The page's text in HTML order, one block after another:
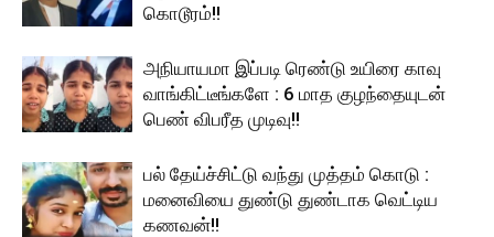
கொடூரம்!!
அநியாயமா இப்படி ரெண்டு உயிரை காவு
வாங்கிட்டீங்களே : 6 மாத குழந்தையுடன்
பெண் விபரீத முடிவு!!
பல் தேய்ச்சிட்டு வந்து முத்தம் கொடு :
மனைவியை துண்டு துண்டாக வெட்டிய
கணவன்!!